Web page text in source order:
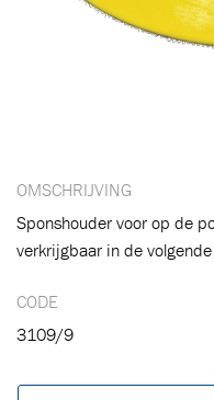
OMSCHRIJVING
Sponshouder voor op de
verkrijgbaar in de
CODE
3109/9